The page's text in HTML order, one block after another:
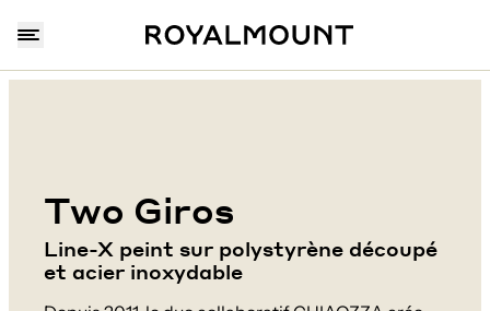
Two Giros
Line-X peint sur polystyrène découpé
et acier inoxydable